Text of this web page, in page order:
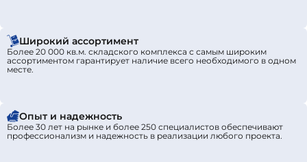
Широкий ассортимент
Более 20 000 кв.м. складского комплекса с самым широким
ассортиментом гарантирует наличие всего необходимого в одном
месте.
Опыт и надежность
Более 30 лет на рынке и более 250 специалистов обеспечивают
профессионализм и надежность в реализации любого проекта.